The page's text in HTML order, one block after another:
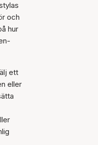
och
hur
ett
eller